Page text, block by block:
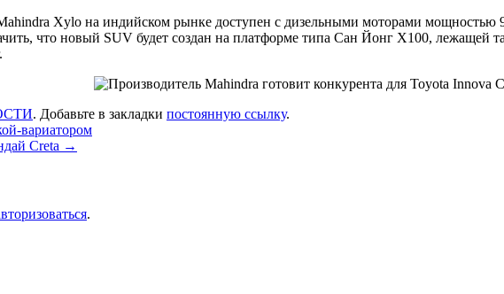
Xylo на индийском рынке доступен с дизельными моторами мощностью
что новый SUV будет создан на платформе типа Сан Йонг X100, лежащей
. Добавьте в закладки постоянную ссылку.
вариатором
Creta →
.